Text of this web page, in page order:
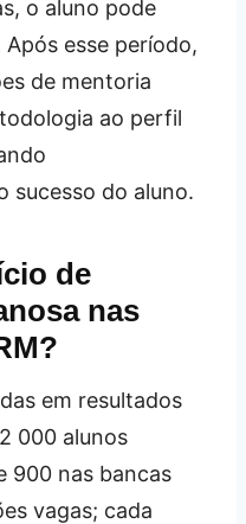
o aluno pode
esse período,
de mentoria
ao perfil
sucesso do aluno.
de
nas
em resultados
000 alunos
900 nas bancas
vagas; cada